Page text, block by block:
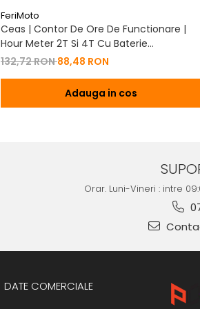
FeriMoto
Ceas | Contor De Ore De Functionare |
Hour Meter 2T Si 4T Cu Baterie
Schimbabila Pt. Motor Pe Benzina 2T | 4T
132,72 RON88,48 RON
Adauga in cos
Orar. Luni-Vineri : intre
DATE COMERCIALE